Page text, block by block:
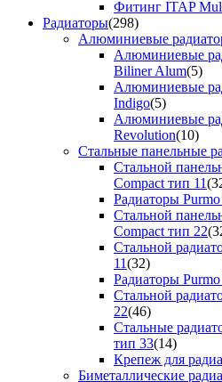
Фитинг ITAP
Радиаторы(298)
Алюминиевые
Алюминиевые
Biliner Alum(5)
Алюминиевые
Indigo(5)
Алюминиевые
Revolution(10)
Стальные панельные
Стальной
Compact тип 11
Радиаторы
Стальной
Compact тип 22
Стальной
11(32)
Радиаторы
Стальной
22(46)
Стальные
тип 33(14)
Крепеж для
Биметаллические